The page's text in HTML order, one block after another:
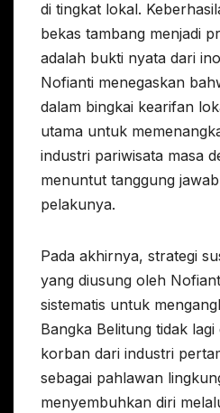
di tingkat lokal.
bekas tambang menjadi
adalah bukti nyata dari
Nofianti menegaskan
dalam bingkai kearifan
utama untuk
industri pariwisata masa
menuntut tanggung
pelakunya.
Pada akhirnya, strategi
yang diusung oleh
sistematis untuk
Bangka Belitung tidak
korban dari industri
sebagai pahlawan
menyembuhkan diri